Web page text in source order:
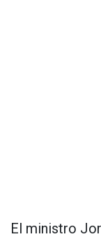
El ministro